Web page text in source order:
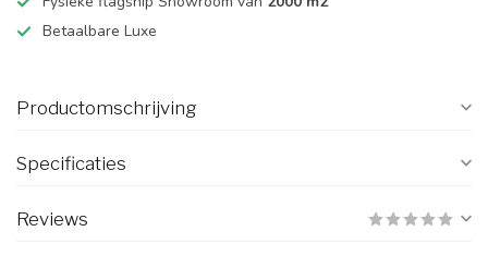
Betaalbare Luxe
Productomschrijving
Specificaties
Reviews